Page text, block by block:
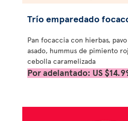
Trío emparedado
Pan focaccia con hierbas,
asado, hummus de pimiento
cebolla caramelizada
Por adelantado: US